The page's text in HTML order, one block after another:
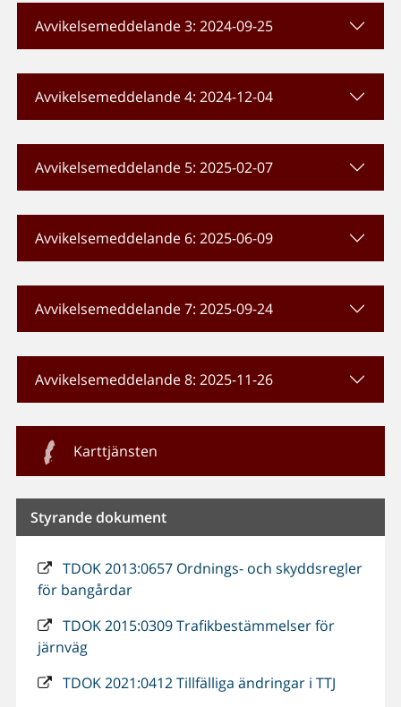
Avvikelsemeddelande 3: 2024-09-25
Avvikelsemeddelande 4: 2024-12-04
Avvikelsemeddelande 5: 2025-02-07
Avvikelsemeddelande 6: 2025-06-09
Avvikelsemeddelande 7: 2025-09-24
Avvikelsemeddelande 8: 2025-11-26
Karttjänsten
Styrande dokument
TDOK 2013:0657 Ordnings- och skyddsregler
för bangårdar
TDOK 2015:0309 Trafikbestämmelser för
järnväg
TDOK 2021:0412 Tillfälliga ändringar i TTJ